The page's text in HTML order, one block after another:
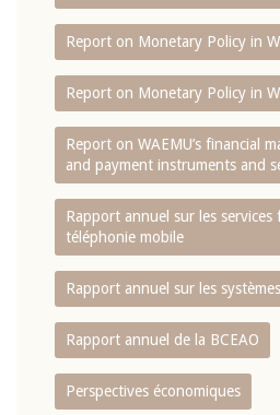
Report on Monetary Policy in
Report on Monetary Policy in
Report on WAEMU’s financial
and payment instruments and
Rapport annuel sur les services
téléphonie mobile
Rapport annuel sur les
Rapport annuel de la BCEAO
Perspectives économiques